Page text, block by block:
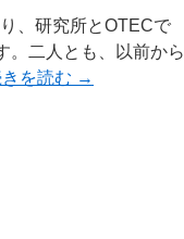
、研究所とOTECで
。二人とも、以前から
を読む →